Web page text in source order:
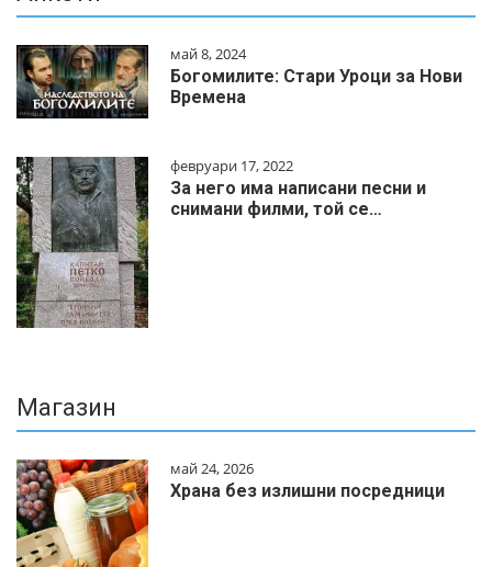
май 8, 2024
Богомилите: Стари Уроци за Нови
Времена
февруари 17, 2022
За него има написани песни и
снимани филми, той се…
Магазин
май 24, 2026
Храна без излишни посредници